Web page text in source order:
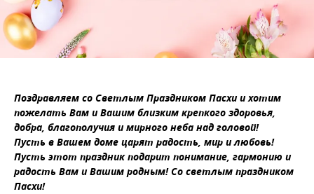
Поздравляем со Светлым Праздником Пасхи и хотим
пожелать Вам и Вашим близким крепкого здоровья,
добра, благополучия и мирного неба над головой!
Пусть в Вашем доме царят радость, мир и любовь!
Пусть этот праздник подарит понимание, гармонию и
радость Вам и Вашим родным! Со светлым праздником
Пасхи!